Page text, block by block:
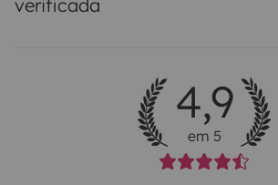
verificada
4,9
em 5